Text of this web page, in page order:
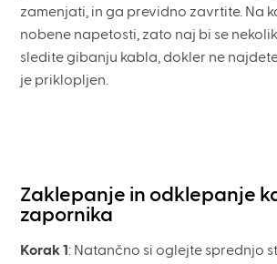
zamenjati, in ga previdno zavrtite. Na
nobene napetosti, zato naj bi se
sledite gibanju kabla, dokler ne
je priklopljen.
Zaklepanje in odklepanje
zapornika
Korak 1 : Natančno si oglejte sprednjo